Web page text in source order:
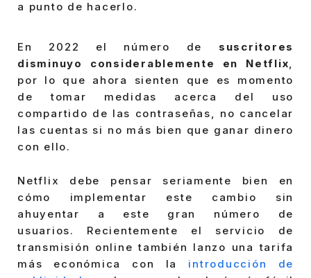
a punto de hacerlo.
En 2022 el número de
suscritores
disminuyo considerablemente en Netflix,
por lo que ahora sienten que es momento
de tomar medidas acerca del uso
compartido de las contraseñas, no cancelar
las cuentas si no más bien que ganar dinero
con ello.
Netflix debe pensar seriamente bien en
cómo implementar este cambio sin
ahuyentar a este gran número de
usuarios. Recientemente el servicio de
transmisión online también lanzo una tarifa
más económica con la introducción de